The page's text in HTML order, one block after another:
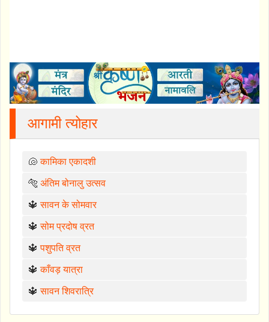
आगामी त्योहार
🐚कामिका एकादशी
🐅 अंतिम बोनालु उत्सव
🔱सावन के सोमवार
🔱सोम प्रदोष व्रत
🔱पशुपति व्रत
🔱काँवड़ यात्रा
🔱सावन शिवरात्रि